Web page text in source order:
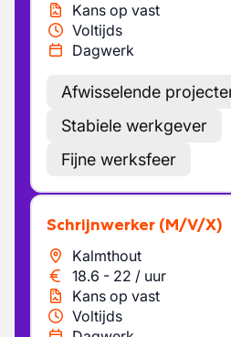
Kans op vast
Voltijds
Dagwerk
Afwisselende
Stabiele werkgever
Fijne werksfeer
Schrijnwerker (M/V/X)
Kalmthout
18.6 - 22 / uur
Kans op vast
Voltijds